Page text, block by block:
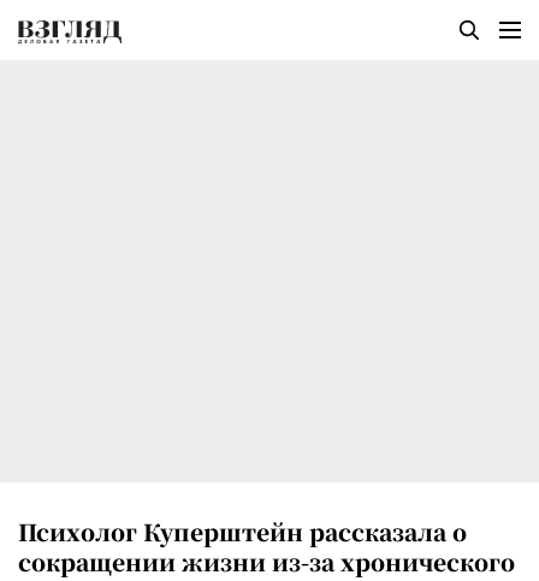
Психолог Куперштейн рассказала о
сокращении жизни из-за хронического